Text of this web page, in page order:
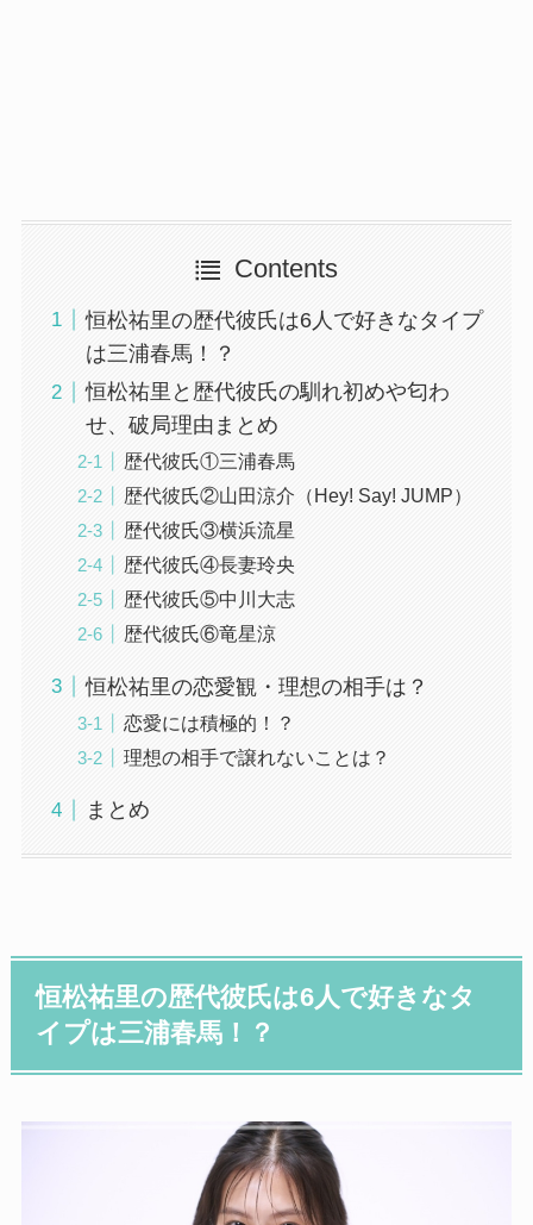
Contents
恒松祐里の歴代彼氏は6人で好きなタイプ
は三浦春馬！？
恒松祐里と歴代彼氏の馴れ初めや匂わ
せ、破局理由まとめ
歴代彼氏①三浦春馬
歴代彼氏②山田涼介（Hey! Say! JUMP）
歴代彼氏③横浜流星
歴代彼氏④長妻玲央
歴代彼氏⑤中川大志
歴代彼氏⑥竜星涼
恒松祐里の恋愛観・理想の相手は？
恋愛には積極的！？
理想の相手で譲れないことは？
まとめ
恒松祐里の歴代彼氏は6人で好きなタ
イプは三浦春馬！？